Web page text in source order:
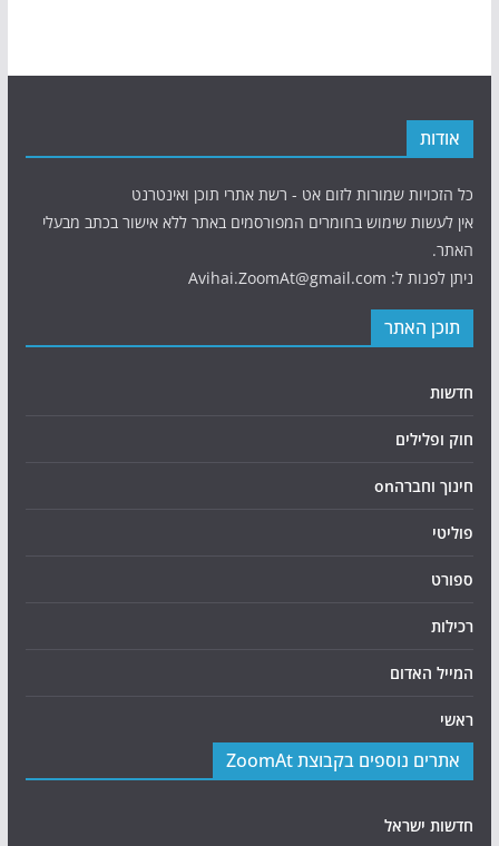
אודות
כל הזכויות שמורות לזום אט - רשת אתרי תוכן ואינטרנט
אין לעשות שימוש בחומרים המפורסמים באתר ללא אישור בכתב מבעלי
האתר.
ניתן לפנות ל: Avihai.ZoomAt@gmail.com
תוכן האתר
חדשות
חוק ופלילים
חינוך וחברהon
פוליטי
ספורט
רכילות
המייל האדום
ראשי
אתרים נוספים בקבוצת ZoomAt
חדשות ישראל